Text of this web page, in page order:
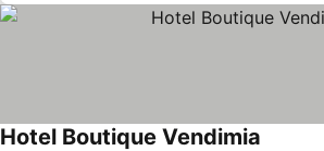
Hotel Boutique Vendimia